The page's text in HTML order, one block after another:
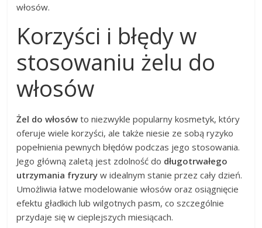
włosów.
Korzyści i błędy w
stosowaniu żelu do
włosów
Żel do włosów to niezwykle popularny kosmetyk, który
oferuje wiele korzyści, ale także niesie ze sobą ryzyko
popełnienia pewnych błędów podczas jego stosowania.
Jego główną zaletą jest zdolność do długotrwałego
utrzymania fryzury w idealnym stanie przez cały dzień.
Umożliwia łatwe modelowanie włosów oraz osiągnięcie
efektu gładkich lub wilgotnych pasm, co szczególnie
przydaje się w cieplejszych miesiącach.